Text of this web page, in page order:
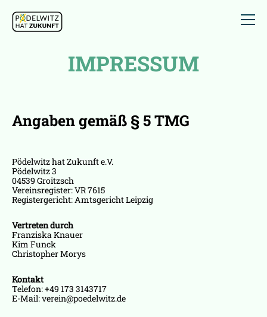
IMPRESSUM
Angaben gemäß § 5 TMG
Pödelwitz hat Zukunft e.V.
Pödelwitz 3
04539 Groitzsch
Vereinsregister: VR 7615
Registergericht: Amtsgericht Leipzig
Vertreten durch
Franziska Knauer
Kim Funck
Christopher Morys
Kontakt
Telefon: +49 173 3143717
E-Mail: verein@poedelwitz.de